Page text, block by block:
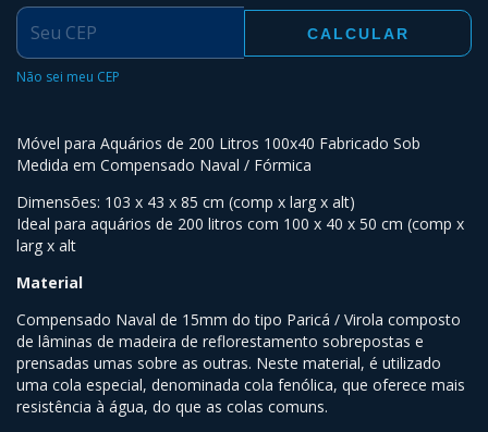
CALCULAR
Não sei meu CEP
Móvel para Aquários de 200 Litros 100x40 Fabricado Sob
Medida em Compensado Naval / Fórmica
Dimensões: 103 x 43 x 85 cm (comp x larg x alt)
Ideal para aquários de 200 litros com 100 x 40 x 50 cm (comp x
larg x alt
Material
Compensado Naval de 15mm do tipo Paricá / Virola composto
de lâminas de madeira de reflorestamento sobrepostas e
prensadas umas sobre as outras. Neste material, é utilizado
uma cola especial, denominada cola fenólica, que oferece mais
resistência à água, do que as colas comuns.